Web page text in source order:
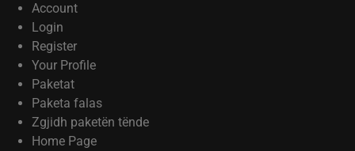
Account
Login
Register
Your Profile
Paketat
Paketa falas
Zgjidh paketën tënde
Home Page